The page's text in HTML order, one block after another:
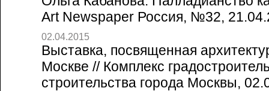
Art Newspaper Россия, №32,
02.04.2015
Выставка, посвященная
Москве // Комплекс
строительства города Москвы,